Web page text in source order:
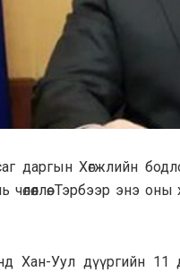
даргын Хөгжлийн
чөлөөллөө. Тэрбээр энэ
Хан-Уул дүүргийн 11